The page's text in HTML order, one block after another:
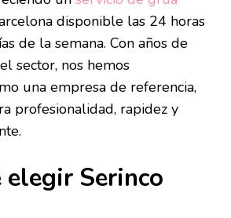
disponible las 24 horas
de la semana. Con años de
sector, nos hemos
una empresa de referencia,
profesionalidad, rapidez y
elegir Serinco